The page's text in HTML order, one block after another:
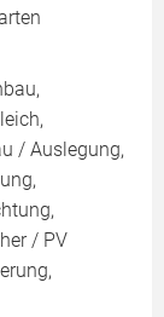
/ Auslegung,
/ PV